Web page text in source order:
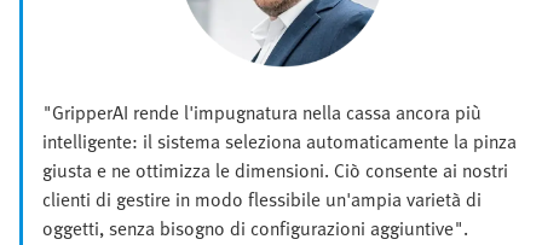
"GripperAI rende l'impugnatura nella cassa ancora più
intelligente: il sistema seleziona automaticamente la pinza
giusta e ne ottimizza le dimensioni. Ciò consente ai nostri
clienti di gestire in modo flessibile un'ampia varietà di
oggetti, senza bisogno di configurazioni aggiuntive".